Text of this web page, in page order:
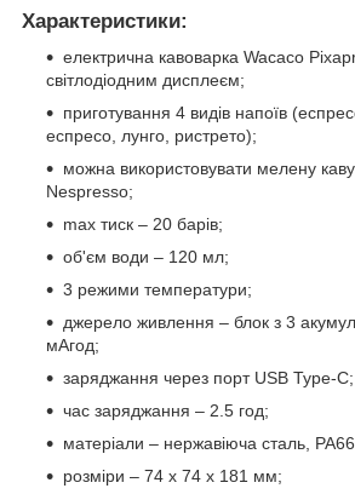
Характеристики:
електрична кавоварка Wacaco
світлодіодним дисплеєм;
приготування 4 видів напоїв
еспресо, лунго, ристрето);
можна використовувати мелену
Nespresso;
max тиск – 20 барів;
об'єм води – 120 мл;
3 режими температури;
джерело живлення – блок з 3
мАгод;
заряджання через порт USB Type-C;
час заряджання – 2.5 год;
матеріали – нержавіюча сталь,
розміри – 74 х 74 х 181 мм;